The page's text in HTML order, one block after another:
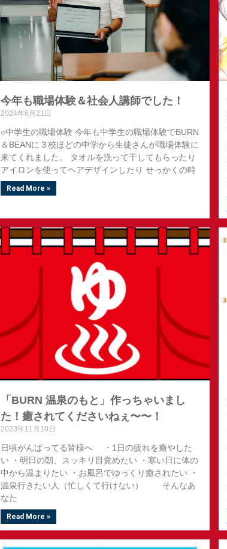
今年も職場体験＆社会人講師でした！
2024年6月21日
○中学生の職場体験 今年も中学生の職場体験でBURN
＆BEANに３校ほどの中学から生徒さんが職場体験に
来てくれました。 タオルを洗って干してもらったり
アイロンを使ってヘアデザインしたり せっかくの時
Read More »
「BURN 温泉のもと」作っちゃいまし
た！癒されてくださいねぇ〜〜！
2023年11月10日
日頃がんばってる皆様へ ・1日の疲れを癒やした
い ・明日の朝、スッキリ目覚めたい ・寒い日に体の
中から温まりたい ・お風呂でゆっくり癒されたい ・
温泉行きたい人（忙しくて行けない） そんなあ
なた
Read More »